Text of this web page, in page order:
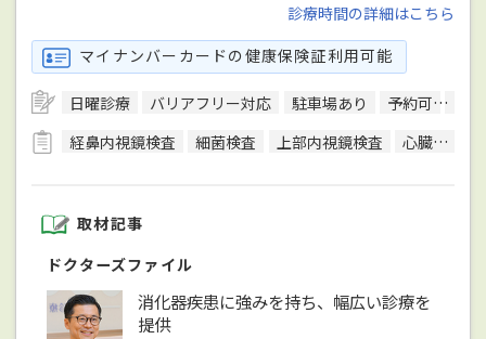
診療時間の詳細はこちら
マイナンバーカードの健康保険証利用可能
日曜診療 バリアフリー対応 駐車場あり 予約可
経鼻内視鏡検査
細菌検査 上部内視鏡検査 心臓超音波（エコー）検査
取材記事
ドクターズファイル
消化器疾患に強みを持ち、幅広い診療を
提供